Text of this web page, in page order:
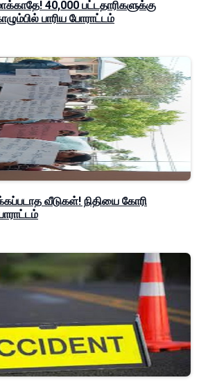
40,000 பட்டதாரிகளுக்கு
பாரிய போராட்டம்
வீடுகள்! நிதியை கோரி